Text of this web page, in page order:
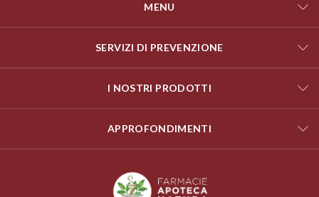
MENU
SERVIZI DI PREVENZIONE
I NOSTRI PRODOTTI
APPROFONDIMENTI